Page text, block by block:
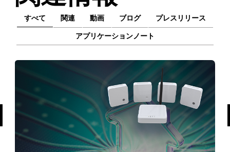
すべて 関連 動画 ブログ
プレスリリース
アプリケーションノート